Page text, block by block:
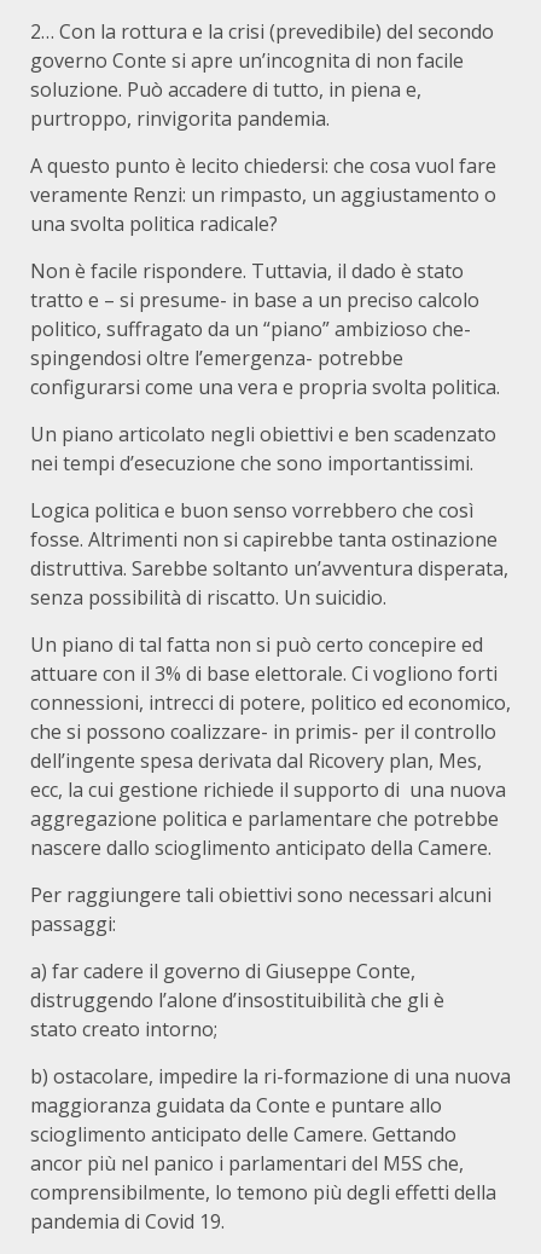
2… Con la rottura e la crisi (prevedibile) del secondo
governo Conte si apre un’incognita di non facile
soluzione. Può accadere di tutto, in piena e,
purtroppo, rinvigorita pandemia.
A questo punto è lecito chiedersi: che cosa vuol fare
veramente Renzi: un rimpasto, un aggiustamento o
una svolta politica radicale?
Non è facile rispondere. Tuttavia, il dado è stato
tratto e – si presume- in base a un preciso calcolo
politico, suffragato da un “piano” ambizioso che-
spingendosi oltre l’emergenza- potrebbe
configurarsi come una vera e propria svolta politica.
Un piano articolato negli obiettivi e ben scadenzato
nei tempi d’esecuzione che sono importantissimi.
Logica politica e buon senso vorrebbero che così
fosse. Altrimenti non si capirebbe tanta ostinazione
distruttiva. Sarebbe soltanto un’avventura disperata,
senza possibilità di riscatto. Un suicidio.
Un piano di tal fatta non si può certo concepire ed
attuare con il 3% di base elettorale. Ci vogliono forti
connessioni, intrecci di potere, politico ed economico,
che si possono coalizzare- in primis- per il controllo
dell’ingente spesa derivata dal Ricovery plan, Mes,
ecc, la cui gestione richiede il supporto di una nuova
aggregazione politica e parlamentare che potrebbe
nascere dallo scioglimento anticipato della Camere.
Per raggiungere tali obiettivi sono necessari alcuni
passaggi:
a) far cadere il governo di Giuseppe Conte,
distruggendo l’alone d’insostituibilità che gli è
stato creato intorno;
b) ostacolare, impedire la ri-formazione di una nuova
maggioranza guidata da Conte e puntare allo
scioglimento anticipato delle Camere. Gettando
ancor più nel panico i parlamentari del M5S che,
comprensibilmente, lo temono più degli effetti della
pandemia di Covid 19.